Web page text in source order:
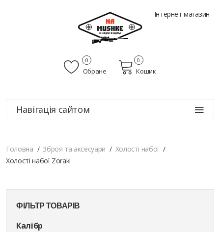
Інтернет магазин
Обране
0
Кошик
0
Навігація сайтом
Головна Зброя та аксесуари
Холості набої
Холості набої Zoraki
ФІЛЬТР ТОВАРІВ
Калібр